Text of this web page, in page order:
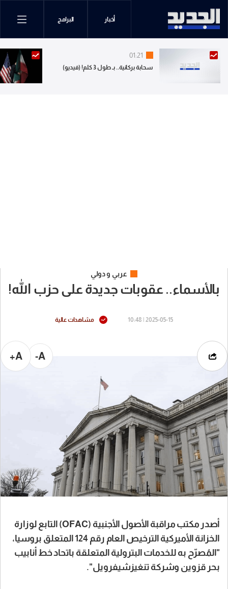
أخبار البرامج
01:21
سحابة بركانية.. بـ طول 3 كلم! (فيديو)
عربي و دولي
بالأسماء.. عقوبات جديدة على حزب الله!
2025-05-15 | 10:48 مشاهدات عالية
A-
A+
أصدر مكتب مراقبة الأصول الأجنبية (OFAC) التابع لوزارة
الخزانة الأميركية الترخيص العام رقم 124 المتعلق بروسيا،
"المُصرّح به للخدمات البترولية المتعلقة باتحاد خط أنابيب
بحر قزوين وشركة تنغيزشيفرويل".